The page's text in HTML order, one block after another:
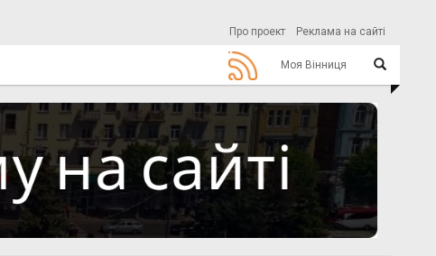
Про проект Реклама на сайті
Моя Вінниця